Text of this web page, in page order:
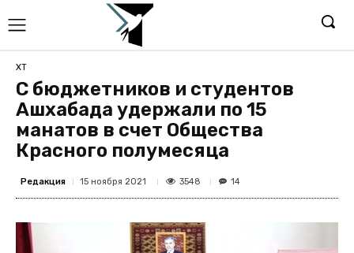
ХТ
С бюджетников и студентов
Ашхабада удержали по 15
манатов в счет Общества
Красного полумесяца
Редакция 15 ноября 2021 3548 14